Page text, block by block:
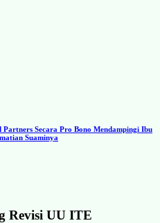
Secara Pro Bono Mendampingi Ibu
Suaminya
Revisi UU ITE